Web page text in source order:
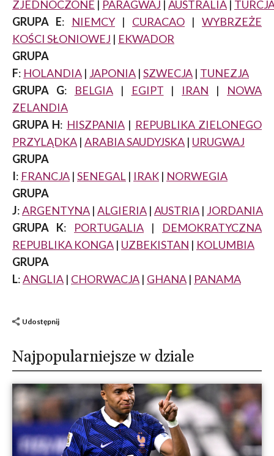
ZJEDNOCZONE | PARAGWAJ | AUSTRALIA |
GRUPA E: NIEMCY| CURACAO | WYBRZEŻE
KOŚCI SŁONIOWEJ | EKWADOR
GRUPA
F: HOLANDIA | JAPONIA | SZWECJA | TUNEZJA
GRUPA G: BELGIA| EGIPT | IRAN | NOWA
ZELANDIA
GRUPA H: HISZPANIA| REPUBLIKA ZIELONEGO
PRZYLĄDKA | ARABIA SAUDYJSKA | URUGWAJ
GRUPA
I: FRANCJA | SENEGAL | IRAK | NORWEGIA
GRUPA
J:ARGENTYNA | ALGIERIA | AUSTRIA | JORDANIA
GRUPA K: PORTUGALIA | DEMOKRATYCZNA
REPUBLIKA KONGA | UZBEKISTAN | KOLUMBIA
GRUPA
L:ANGLIA | CHORWACJA | GHANA | PANAMA
Udostępnij
Najpopularniejsze w dziale